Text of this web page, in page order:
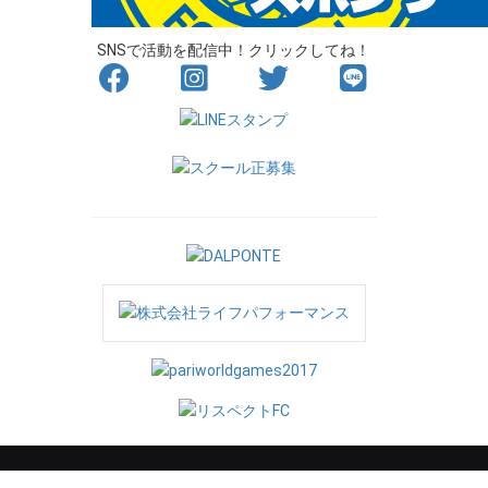
SNSで活動を配信中！クリックしてね！